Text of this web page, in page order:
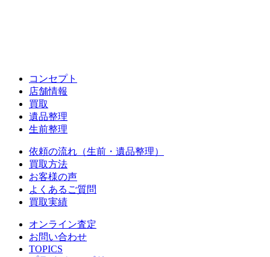
コンセプト
店舗情報
買取
遺品整理
生前整理
依頼の流れ（生前・遺品整理）
買取方法
お客様の声
よくあるご質問
買取実績
オンライン査定
お問い合わせ
TOPICS